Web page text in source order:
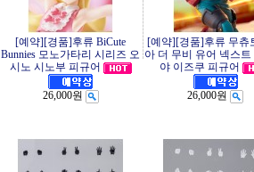
[예약][경품]후류 BiCute
Bunnies 모노가타리 시리즈 오
시노 시노부 피규어
26,000원
[예약][경품]후류 무츄
아 더 무비 유어 넥스
야 이즈쿠 피규어
26,000원